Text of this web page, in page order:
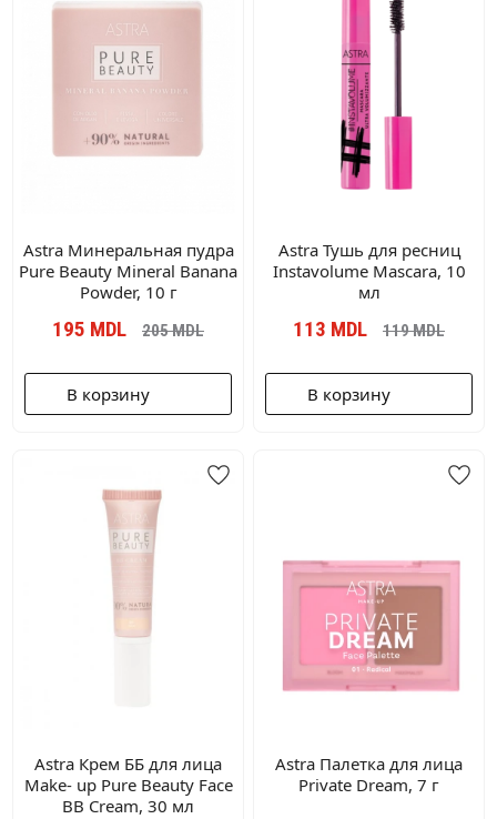
Astra Минеральная пудра
Pure Beauty Mineral Banana
Powder, 10 г
195 MDL 205MDL
В корзину
Astra Тушь для ресниц
Instavolume Mascara, 10
мл
113 MDL 119MDL
В корзину
Astra Крем ББ для лица
Make- up Pure Beauty Face
BB Cream, 30 мл
Astra Палетка для лица
Private Dream, 7 г